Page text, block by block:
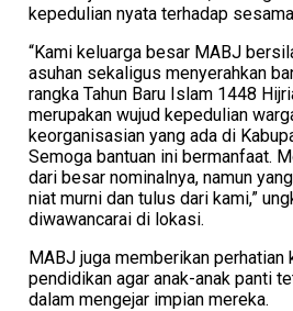
kepedulian nyata terhadap
​“Kami keluarga besar MABJ
asuhan sekaligus menyerahkan
rangka Tahun Baru Islam 1448
merupakan wujud kepedulian
keorganisasian yang ada di
Semoga bantuan ini bermanfaat.
dari besar nominalnya, namun
niat murni dan tulus dari kami,”
diwawancarai di lokasi.
​MABJ juga memberikan
pendidikan agar anak-anak panti
dalam mengejar impian mereka.